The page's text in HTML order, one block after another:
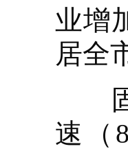
业增
居全
固
速（